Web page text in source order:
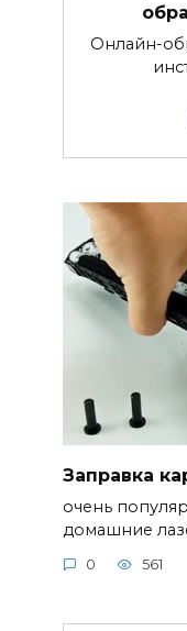
Онлайн-
Заправка
очень
домашние
0 561